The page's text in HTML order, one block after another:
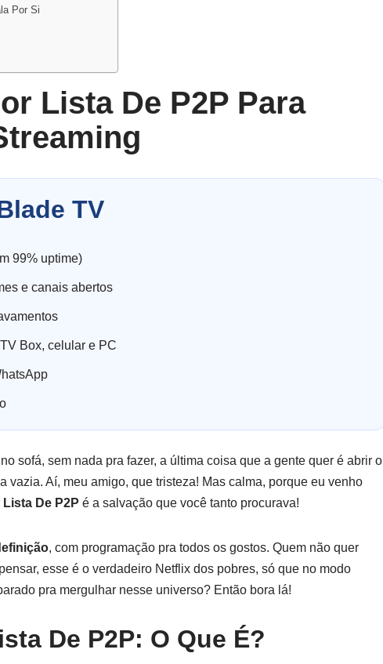
Por Si
Lista De P2P Para
TV
99% uptime)
e canais abertos
Box, celular e PC
sofá, sem nada pra fazer, a última coisa que a gente quer é abrir o
vazia. Aí, meu amigo, que tristeza! Mas calma, porque eu venho
Lista De P2P é a salvação que você tanto procurava!
, com programação pra todos os gostos. Quem não quer
esse é o verdadeiro Netflix dos pobres, só que no modo
pra mergulhar nesse universo? Então bora lá!
De P2P: O Que É?